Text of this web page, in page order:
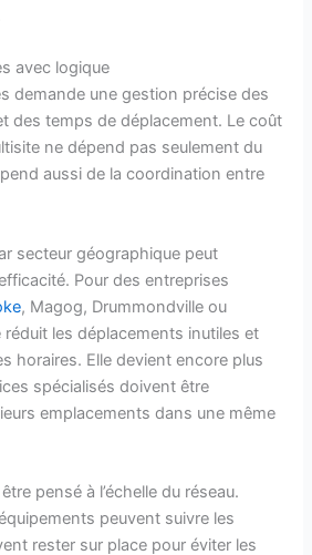
avec logique
demande une gestion précise des
des temps de déplacement. Le coût
ne dépend pas seulement du
aussi de la coordination entre
secteur géographique peut
Pour des entreprises
, Magog, Drummondville ou
les déplacements inutiles et
horaires. Elle devient encore plus
spécialisés doivent être
emplacements dans une même
pensé à l’échelle du réseau.
peuvent suivre les
rester sur place pour éviter les